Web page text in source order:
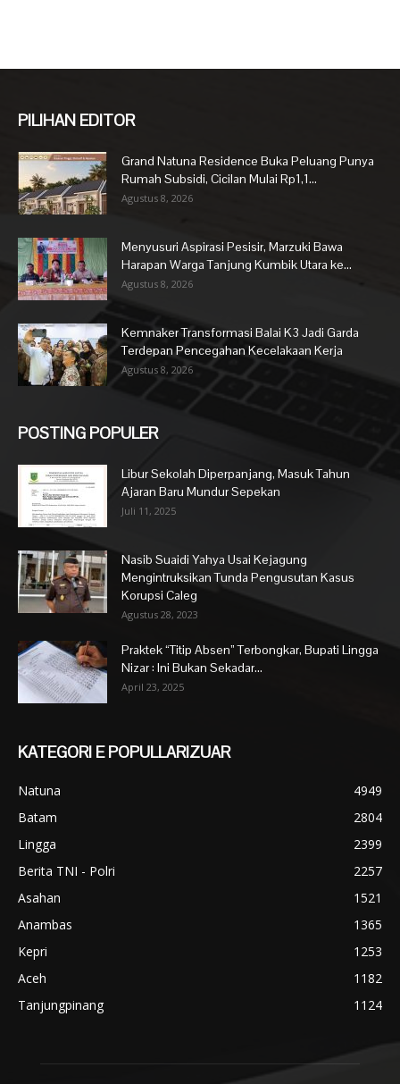
PILIHAN EDITOR
Grand Natuna Residence Buka Peluang Punya
Rumah Subsidi, Cicilan Mulai Rp1,1...
Agustus 8, 2026
Menyusuri Aspirasi Pesisir, Marzuki Bawa
Harapan Warga Tanjung Kumbik Utara ke...
Agustus 8, 2026
Kemnaker Transformasi Balai K3 Jadi Garda
Terdepan Pencegahan Kecelakaan Kerja
Agustus 8, 2026
POSTING POPULER
Libur Sekolah Diperpanjang, Masuk Tahun
Ajaran Baru Mundur Sepekan
Juli 11, 2025
Nasib Suaidi Yahya Usai Kejagung
Mengintruksikan Tunda Pengusutan Kasus
Korupsi Caleg
Agustus 28, 2023
Praktek “Titip Absen” Terbongkar, Bupati Lingga
Nizar : Ini Bukan Sekadar...
April 23, 2025
KATEGORI E POPULLARIZUAR
Natuna
4949
Batam
2804
Lingga
2399
Berita TNI - Polri
2257
Asahan
1521
Anambas
1365
Kepri
1253
Aceh
1182
Tanjungpinang
1124